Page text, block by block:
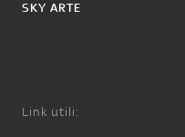
SKY ARTE
Link utili: